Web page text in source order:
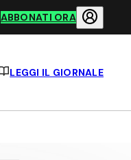
ABBONATI ORA
LEGGI IL GIORNALE